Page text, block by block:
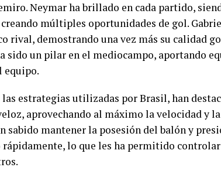
Neymar ha brillado en cada partido,
múltiples oportunidades de gol.
rival, demostrando una vez más su calidad
sido un pilar en el mediocampo, aportando
equipo.
las estrategias utilizadas por Brasil, han
aprovechando al máximo la velocidad y
sabido mantener la posesión del balón y
lo que les ha permitido